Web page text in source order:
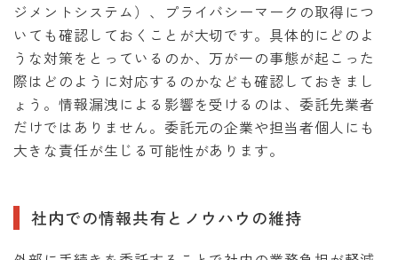
ジメントシステム）、プライバシーマークの取得につ
いても確認しておくことが大切です。具体的にどのよ
うな対策をとっているのか、万が一の事態が起こった
際はどのように対応するのかなども確認しておきまし
ょう。情報漏洩による影響を受けるのは、委託先業者
だけではありません。委託元の企業や担当者個人にも
大きな責任が生じる可能性があります。
社内での情報共有とノウハウの維持